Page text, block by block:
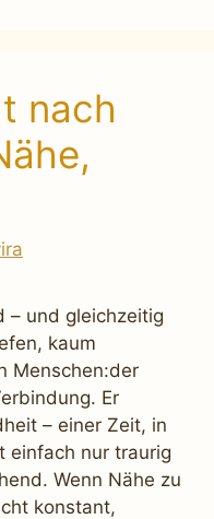
nach
– und gleichzeitig
kaum
Menschen:der
Er
– einer Zeit, in
einfach nur traurig
Wenn Nähe zu
konstant,